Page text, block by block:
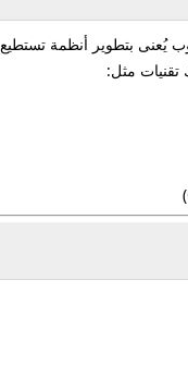
بتطوير أنظمة تستطيع
تقنيات مثل: